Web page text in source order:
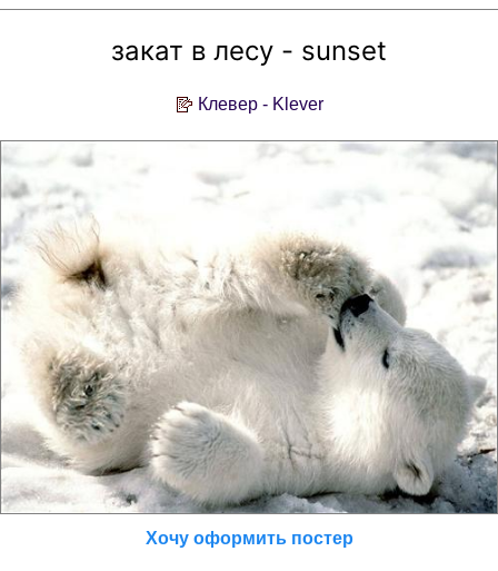
закат в лесу - sunset
Клевер - Klever
Хочу оформить постер